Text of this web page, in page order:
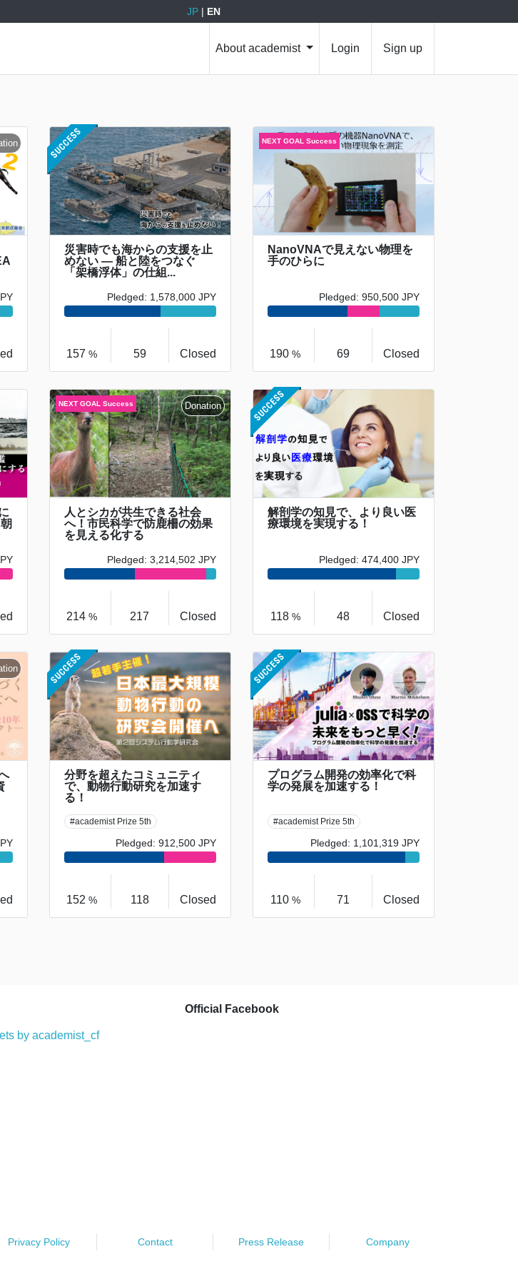
JP| EN
About academist Login Sign up
災害時でも海からの支援を止
めない ― 船と陸をつなぐ
「架橋浮体」の仕組...
Pledged: 1,578,000 JPY
157% 59 Closed
NanoVNAで見えない物理を
手のひらに
Pledged: 950,500 JPY
190% 69 Closed
人とシカが共生できる社会
へ！市民科学で防鹿柵の効果
を見える化する
Pledged: 3,214,502 JPY
214% 217 Closed
解剖学の知見で、より良い医
療環境を実現する！
Pledged: 474,400 JPY
118 % 48 Closed
分野を超えたコミュニティ
で、動物行動研究を加速す
る！
#academist Prize 5th
Pledged: 912,500 JPY
152% 118 Closed
プログラム開発の効率化で科
学の発展を加速する！
#academist Prize 5th
Pledged: 1,101,319 JPY
110 % 71 Closed
by academist_cf
Official Facebook
Privacy Policy Contact Press Release Company